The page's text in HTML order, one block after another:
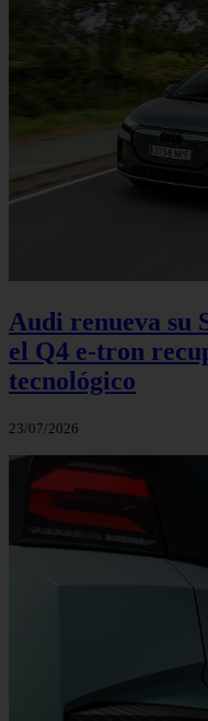
Audi renueva su
el Q4 e‑tron
tecnológico
23/07/2026